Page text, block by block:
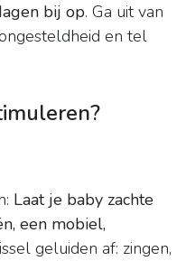
bij op. Ga uit van
en tel
Laat je baby zachte
een mobiel,
geluiden af: zingen,